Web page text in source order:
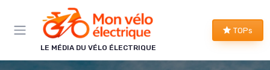
LE MÉDIA DU VÉLO ÉLECTRIQUE
TOPs
Panneau de gestion des cookies